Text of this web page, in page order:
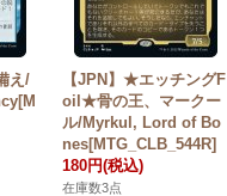
え/
【JPN】★エッチングF
oil★骨の王、マークー
ル/Myrkul, Lord of Bo
nes[MTG_CLB_544R]
180円(税込)
在庫数3点